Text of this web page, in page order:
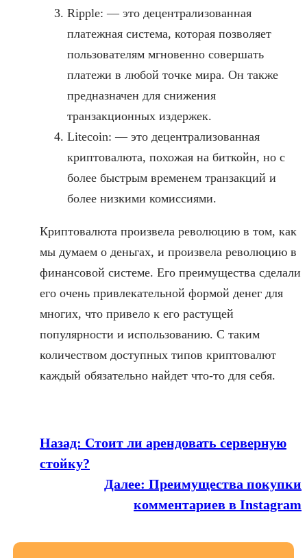
Ripple: — это децентрализованная
платежная система, которая позволяет
пользователям мгновенно совершать
платежи в любой точке мира. Он также
предназначен для снижения
транзакционных издержек.
Litecoin: — это децентрализованная
криптовалюта, похожая на биткойн, но с
более быстрым временем транзакций и
более низкими комиссиями.
Криптовалюта произвела революцию в том, как
мы думаем о деньгах, и произвела революцию в
финансовой системе. Его преимущества сделали
его очень привлекательной формой денег для
многих, что привело к его растущей
популярности и использованию. С таким
количеством доступных типов криптовалют
каждый обязательно найдет что-то для себя.
Назад: Стоит ли арендовать серверную
стойку?
Далее: Преимущества покупки
комментариев в Instagram